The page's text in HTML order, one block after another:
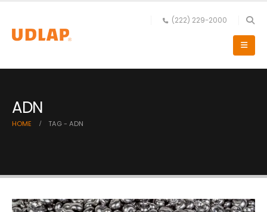
(222) 229-2000
ADN
HOME TAG - ADN